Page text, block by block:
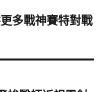
多戰神賽特對戰